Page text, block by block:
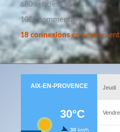
680 articles
1020 commentaires
18 connexionsen ce moment